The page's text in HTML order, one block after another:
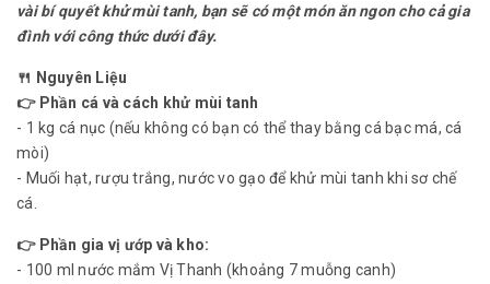
vài bí quyết khử mùi tanh, bạn sẽ có một món ăn ngon cho cả gia
đình với công thức dưới đây.
🍴 Nguyên Liệu
👉 Phần cá và cách khử mùi tanh
- 1 kg cá nục (nếu không có bạn có thể thay bằng cá bạc má, cá
mòi)
- Muối hạt, rượu trắng, nước vo gạo để khử mùi tanh khi sơ chế
cá.
👉 Phần gia vị ướp và kho:
- 100 ml nước mắm Vị Thanh (khoảng 7 muỗng canh)